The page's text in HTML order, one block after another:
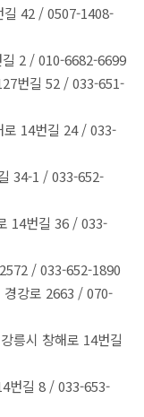
길 42 / 0507-1408-
2 / 010-6682-6699
번길 52 / 033-651-
로 14번길 24 / 033-
34-1 / 033-652-
14번길 36 / 033-
/ 033-652-1890
경강로 2663 / 070-
릉시 창해로 14번길
번길 8 / 033-653-